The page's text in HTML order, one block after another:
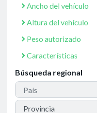
Ancho del vehículo
Altura del vehículo
Peso autorizado
Características
Búsqueda regional